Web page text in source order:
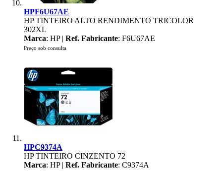
HPF6U67AE
HP TINTEIRO ALTO RENDIMENTO TRICOLOR
302XL
Marca: HP | Ref. Fabricante: F6U67AE
Preço sob consulta
HPC9374A
HP TINTEIRO CINZENTO 72
Marca: HP | Ref. Fabricante: C9374A